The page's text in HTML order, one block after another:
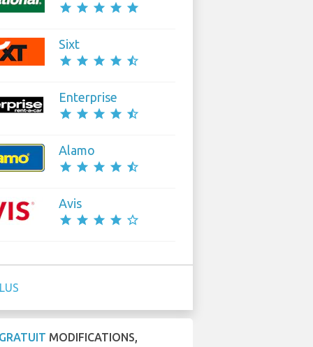
star star star star star
Sixt
star star star star star_half
Enterprise
star star star star star_half
Alamo
star star star star star_half
Avis
star star star star star_border
GRATUIT MODIFICATIONS,